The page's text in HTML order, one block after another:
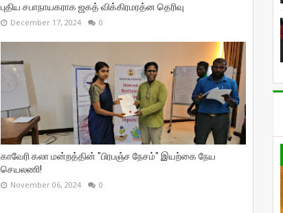
புதிய சபாநாயகராக ஜகத் விக்கிரமரத்ன தெரிவு
December 17, 2024 0
காவேரி கலா மன்றத்தின் "பிரபஞ்ச நேசம்" இயற்கை நேய
செயலணி!
November 06, 2024 0